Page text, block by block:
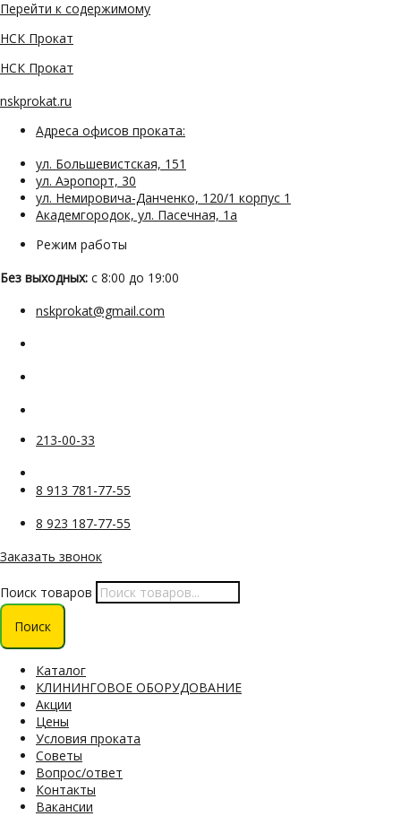
Перейти к содержимому
НСК Прокат
НСК Прокат
nskprokat.ru
Адреса офисов проката:
ул. Большевистская, 151
ул. Аэропорт, 30
ул. Немировича-Данченко, 120/1 корпус 1
Академгородок, ул. Пасечная, 1а
Режим работы
Без выходных: с 8:00 до 19:00
nskprokat@gmail.com
213-00-33
8 913 781-77-55
8 923 187-77-55
Заказать звонок
Поиск товаров
Поиск
Каталог
КЛИНИНГОВОЕ ОБОРУДОВАНИЕ
Акции
Цены
Условия проката
Советы
Вопрос/ответ
Контакты
Вакансии